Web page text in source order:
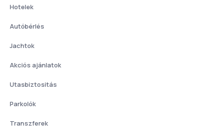
Hotelek
Autóbérlés
Jachtok
Akciós ajánlatok
Utasbiztositás
Parkolók
Transzferek